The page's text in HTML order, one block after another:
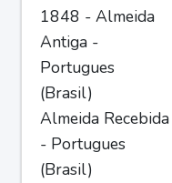
1848 - Almeida
Antiga -
Portugues
(Brasil)
Almeida Recebida
- Portugues
(Brasil)